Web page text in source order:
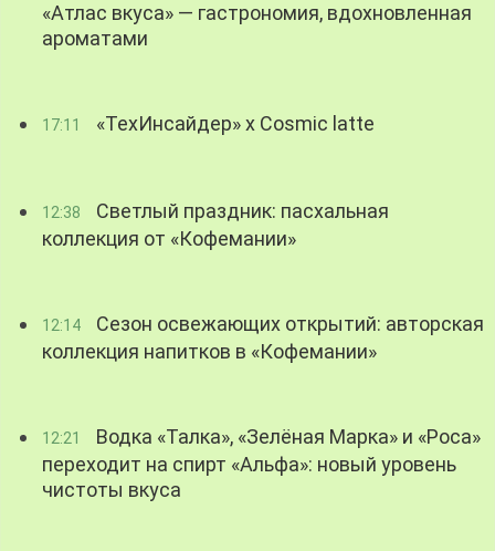
«Атлас вкуса» — гастрономия, вдохновленная
ароматами
17:11 «ТехИнсайдер» х Cosmic latte
12:38
Светлый праздник: пасхальная
коллекция от «Кофемании»
12:14
Сезон освежающих открытий: авторская
коллекция напитков в «Кофемании»
12:21
Водка «Талка», «Зелёная Марка» и «Роса»
переходит на спирт «Альфа»: новый уровень
чистоты вкуса